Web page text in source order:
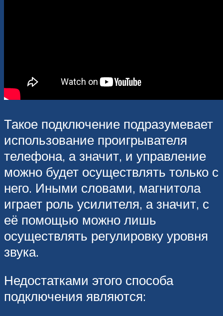
Такое подключение подразумевает
использование проигрывателя
телефона, а значит, и управление
можно будет осуществлять только с
него. Иными словами, магнитола
играет роль усилителя, а значит, с
её помощью можно лишь
осуществлять регулировку уровня
звука.
Недостатками этого способа
подключения являются: